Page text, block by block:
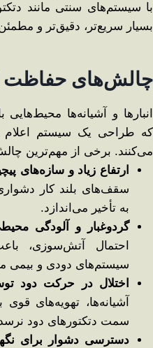
با سیستم‌های سنتی مانند
بسیار سریع‌تر، دقیق‌تر و
چالش‌های حفاظت از
انبارها و آشیانه‌ها
که طراحی یک سیستم اعلام
می‌کنند. برخی از مهم‌ترین
ارتفاع زیاد و سازه‌های
سقف‌های بلند کار
به تأخیر می‌اندازد.
گردوغبار و آلودگی
احتمال آتش‌سوزی،
سیستم‌های دودی و بیمی
اختلال در حرکت دود
آشیانه‌ها، تهویه‌های
سمت دتکتورهای دود
دسترسی دشوار برای